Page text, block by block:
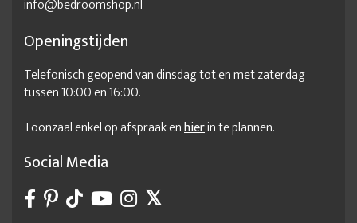
info@bedroomshop.nl
Openingstijden
Telefonisch geopend van dinsdag tot en met zaterdag
tussen 10:00 en 16:00.
Toonzaal enkel op afspraak enhierin te plannen.
Social Media